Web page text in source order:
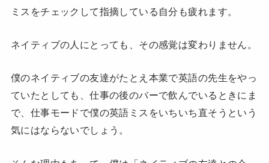
ミスをチェックして指摘している自分も疲れます。
ネイティブの人にとっても、その感覚は変わりません。
僕のネイティブの友達がたとえ本業で英語の先生をやっ
ていたとしても、仕事の後のバーで飲んでいるときにま
で、仕事モードで僕の英語ミスをいちいち直そうという
気にはならないでしょう。